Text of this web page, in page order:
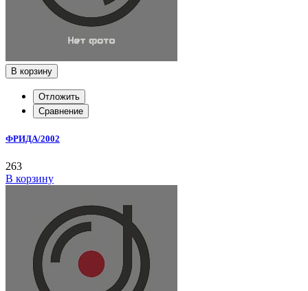
В корзину
Отложить
Сравнение
ФРИДА/2002
263
В корзину